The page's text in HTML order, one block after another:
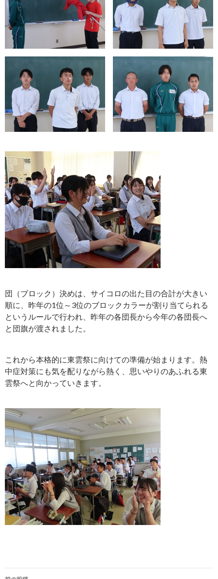
団（ブロック）決めは、サイコロの出た目の合計が大きい
順に、昨年の1位～3位のブロックカラーが割り当てられる
というルールで行われ、昨年の各団長から今年の各団長へ
と団旗が渡されました。
これから本格的に東雲祭に向けての準備が始まります。熱
中症対策にも気を配りながら熱く、思いやりのあふれる東
雲祭へと向かっていきます。